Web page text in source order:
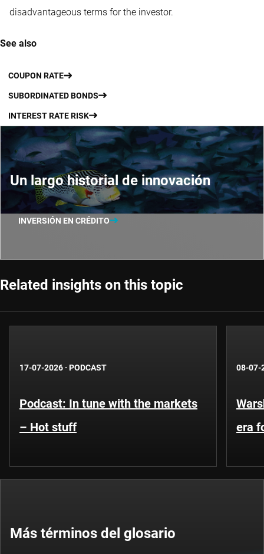
disadvantageous terms for the investor.
See also
COUPON RATE
SUBORDINATED BONDS
INTEREST RATE RISK
Un largo historial de innovación
INVERSIÓN EN CRÉDITO
Related insights on this topic
17-07-2026 · PODCAST
Podcast: In tune with the markets
– Hot stuff
08-07-
era
Más términos del glosario